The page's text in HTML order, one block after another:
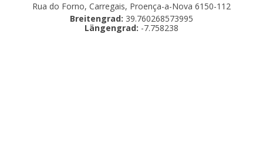
Rua do Forno, Carregais, Proença-a-Nova 6150-112
Breitengrad: 39.760268573995
Längengrad: -7.758238